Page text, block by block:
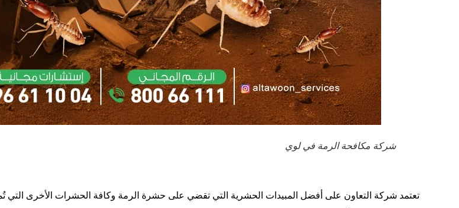
شركة مكافحة الرمة في لوي
تعتمد شركة التعاون على أفضل المبيدات الحشرية التي تقضي على حشرة الرمة وكافة الحشرات الأخرى